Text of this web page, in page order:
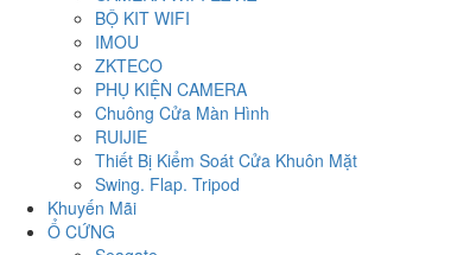
BỘ KIT WIFI
IMOU
ZKTECO
PHỤ KIỆN CAMERA
Chuông Cửa Màn Hình
RUIJIE
Thiết Bị Kiểm Soát Cửa Khuôn Mặt
Swing. Flap. Tripod
Khuyến Mãi
Ổ CỨNG